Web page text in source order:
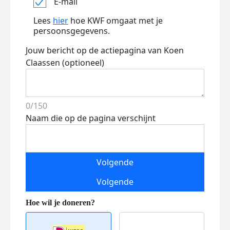
Lees hier hoe KWF omgaat met je
persoonsgegevens.
Jouw bericht op de actiepagina van Koen
Claassen (optioneel)
0/150
Naam die op de pagina verschijnt
Volgende
Volgende